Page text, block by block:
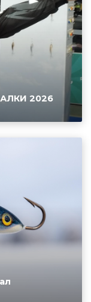
2026